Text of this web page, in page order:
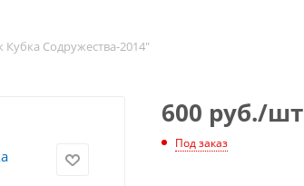
Содружества-2014"
600 руб./шт
Под заказ